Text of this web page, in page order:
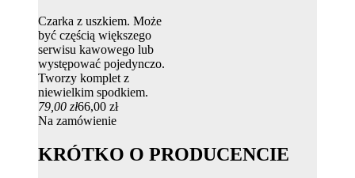
Czarka z uszkiem. Może
być częścią większego
serwisu kawowego lub
występować pojedynczo.
Tworzy komplet z
niewielkim spodkiem.
79,00 zł66,00 zł
Na zamówienie
KRÓTKO O PRODUCENCIE